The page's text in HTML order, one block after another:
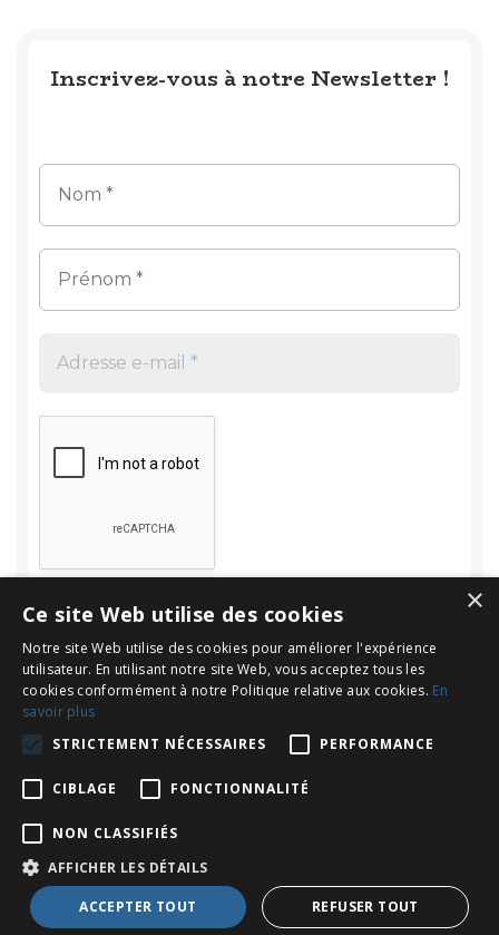
Inscrivez-vous à notre Newsletter !
Rechercher
Rechercher :
Copyright © 2026Le Blog d'INOV Expat : Français en Espagne. All
Rights Reserved.
×
Ce site Web utilise des cookies
Notre site Web utilise des cookies pour améliorer l'expérience
utilisateur. En utilisant notre site Web, vous acceptez tous les
cookies conformément à notre Politique relative aux cookies. En
savoir plus
STRICTEMENT NÉCESSAIRES
PERFORMANCE
CIBLAGE FONCTIONNALITÉ
NON CLASSIFIÉS
AFFICHER LES DÉTAILS
ACCEPTER TOUT REFUSER TOUT